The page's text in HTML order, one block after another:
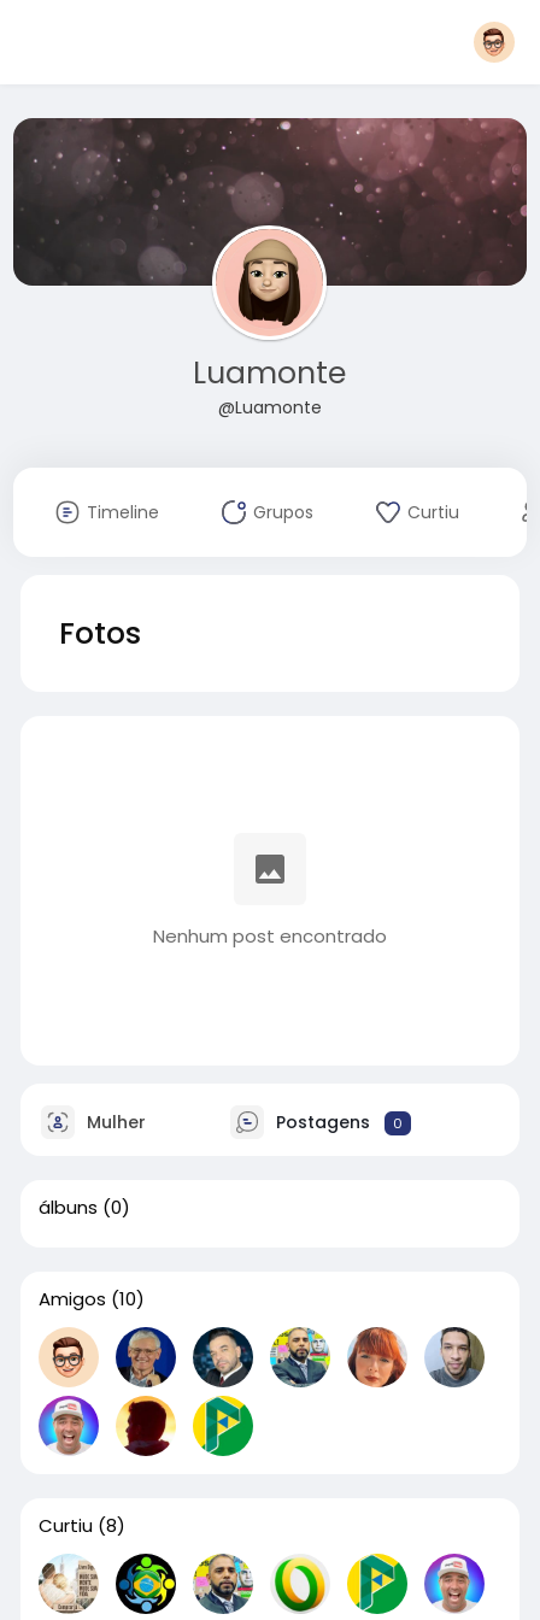
Luamonte
@Luamonte
Timeline Grupos Curtiu
Fotos
Nenhum post encontrado
Mulher Postagens 0
álbuns (0)
Amigos (10)
Curtiu (8)